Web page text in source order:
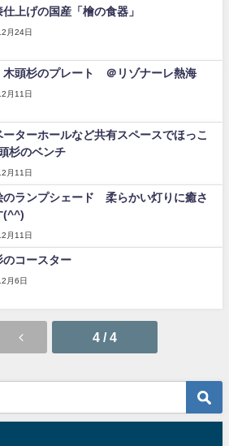
上げの国産「檜の食器」
月24日
木頭杉のプレート ＠リゾナーレ熱海
月11日
ーターホールなど共有スペースでほっこ
杉のベンチ
月11日
のランプシェード 柔らかい灯りに癒さ
(^^)
月11日
のコースター
月6日
4 / 4